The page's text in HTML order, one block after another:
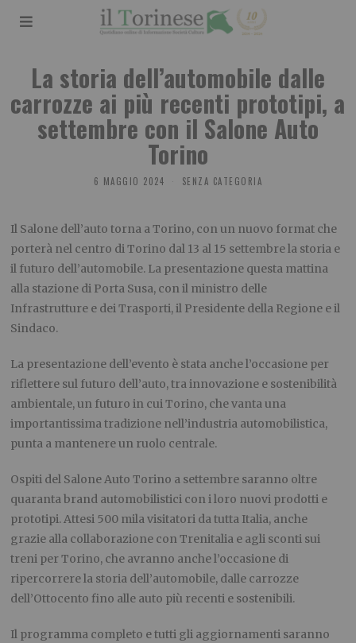
La storia dell’automobile dalle
carrozze ai più recenti prototipi, a
settembre con il Salone Auto
Torino
6 MAGGIO 2024 SENZA CATEGORIA
Il Salone dell’auto torna a Torino, con un nuovo format che
porterà nel centro di Torino dal 13 al 15 settembre la storia e
il futuro dell’automobile. La presentazione questa mattina
alla stazione di Porta Susa, con il ministro delle
Infrastrutture e dei Trasporti, il Presidente della Regione e il
Sindaco.
La presentazione dell’evento è stata anche l’occasione per
riflettere sul futuro dell’auto, tra innovazione e sostenibilità
ambientale, un futuro in cui Torino, che vanta una
importantissima tradizione nell’industria automobilistica,
punta a mantenere un ruolo centrale.
Ospiti del Salone Auto Torino a settembre saranno oltre
quaranta brand automobilistici con i loro nuovi prodotti e
prototipi. Attesi 500 mila visitatori da tutta Italia, anche
grazie alla collaborazione con Trenitalia e agli sconti sui
treni per Torino, che avranno anche l’occasione di
ripercorrere la storia dell’automobile, dalle carrozze
dell’Ottocento fino alle auto più recenti e sostenibili.
Il programma completo e tutti gli aggiornamenti saranno